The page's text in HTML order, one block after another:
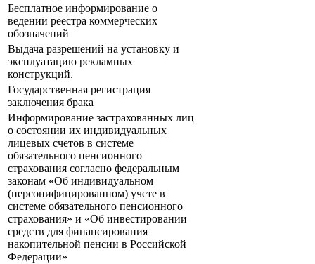
Бесплатное информирование о
ведении реестра коммерческих
обозначений
Выдача разрешений на установку и
эксплуатацию рекламных
конструкций.
Государственная регистрация
заключения брака
Информирование застрахованных лиц
о состоянии их индивидуальных
лицевых счетов в системе
обязательного пенсионного
страхования согласно федеральным
законам «Об индивидуальном
(персонифицированном) учете в
системе обязательного пенсионного
страхования» и «Об инвестировании
средств для финансирования
накопительной пенсии в Российской
Федерации»